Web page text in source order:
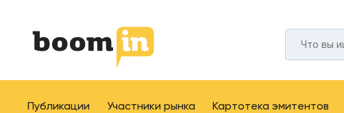
Публикации Участники рынка Картотека эмитентов